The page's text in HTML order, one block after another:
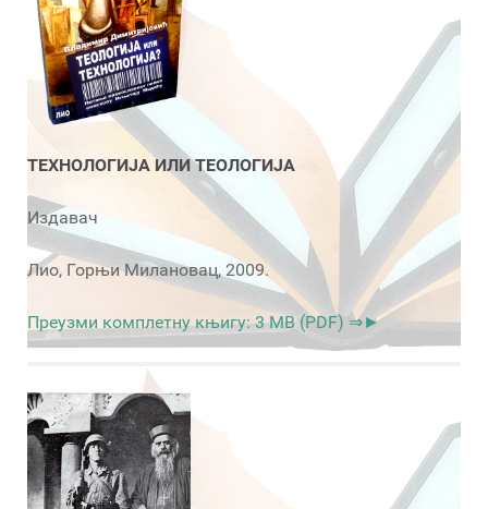
ТЕХНОЛОГИЈА ИЛИ ТЕОЛОГИЈА
Издавач
Лио, Горњи Милановац, 2009.
Преузми комплетну књигу: 3 MB (PDF) ⇒►